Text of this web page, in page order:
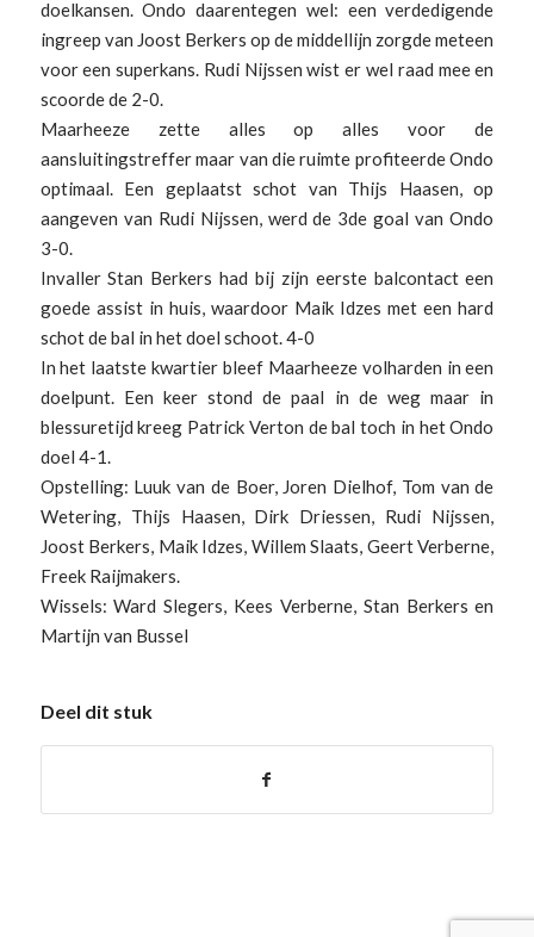
doelkansen. Ondo daarentegen wel: een verdedigende
ingreep van Joost Berkers op de middellijn zorgde meteen
voor een superkans. Rudi Nijssen wist er wel raad mee en
scoorde de 2-0.
Maarheeze zette alles op alles voor de
aansluitingstreffer maar van die ruimte profiteerde Ondo
optimaal. Een geplaatst schot van Thijs Haasen, op
aangeven van Rudi Nijssen, werd de 3de goal van Ondo
3-0.
Invaller Stan Berkers had bij zijn eerste balcontact een
goede assist in huis, waardoor Maik Idzes met een hard
schot de bal in het doel schoot. 4-0
In het laatste kwartier bleef Maarheeze volharden in een
doelpunt. Een keer stond de paal in de weg maar in
blessuretijd kreeg Patrick Verton de bal toch in het Ondo
doel 4-1.
Opstelling: Luuk van de Boer, Joren Dielhof, Tom van de
Wetering, Thijs Haasen, Dirk Driessen, Rudi Nijssen,
Joost Berkers, Maik Idzes, Willem Slaats, Geert Verberne,
Freek Raijmakers.
Wissels: Ward Slegers, Kees Verberne, Stan Berkers en
Martijn van Bussel
Deel dit stuk